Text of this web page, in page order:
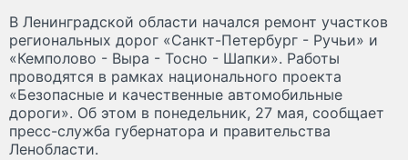
В Ленинградской области начался ремонт участков
региональных дорог «Санкт-Петербург - Ручьи» и
«Кемполово - Выра - Тосно - Шапки». Работы
проводятся в рамках национального проекта
«Безопасные и качественные автомобильные
дороги». Об этом в понедельник, 27 мая, сообщает
пресс-служба губернатора и правительства
Ленобласти.